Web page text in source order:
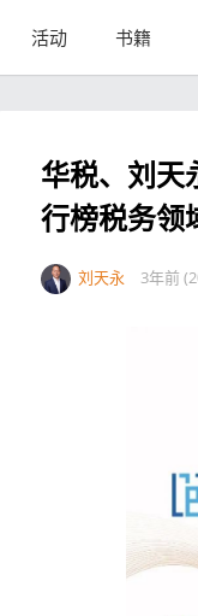
活动 书籍
华税、刘天
行榜税务领
刘天永 3年前